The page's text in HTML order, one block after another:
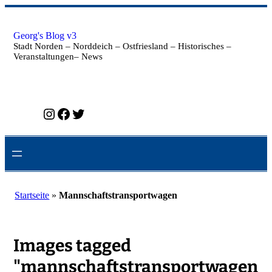
Zum
springen
Georg's Blog v3
Stadt Norden – Norddeich – Ostfriesland – Historisches –
Veranstaltungen– News
Instagram Facebook Twitter
Startseite »Mannschaftstransportwagen
Images tagged
"mannschaftstransportwagen